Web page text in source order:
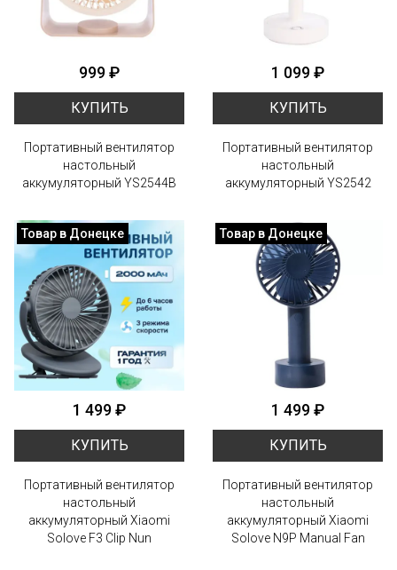
999 ₽
КУПИТЬ
Портативный вентилятор
настольный
аккумуляторный YS2544B
1 099 ₽
КУПИТЬ
Портативный вентилятор
настольный
аккумуляторный YS2542
Товар в Донецке
1 499 ₽
КУПИТЬ
Портативный вентилятор
настольный
аккумуляторный Xiaomi
Solove F3 Clip Nun
Товар в Донецке
1 499 ₽
КУПИТЬ
Портативный вентилятор
настольный
аккумуляторный Xiaomi
Solove N9P Manual Fan